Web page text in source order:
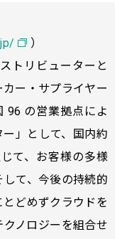
）
トリビューターと
ー・サプライヤー
96 の営業拠点によ
」として、国内約
て、お客様の多様
て、今後の持続的
どめずクラウドを
ノロジーを組合せ